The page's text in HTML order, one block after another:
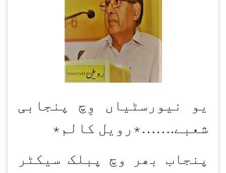
یو نیورسٹیاں وِچ پنجابی
شعبے…….٭رویل کالم٭
پنجاب بھر وچ پبلک سیکٹر